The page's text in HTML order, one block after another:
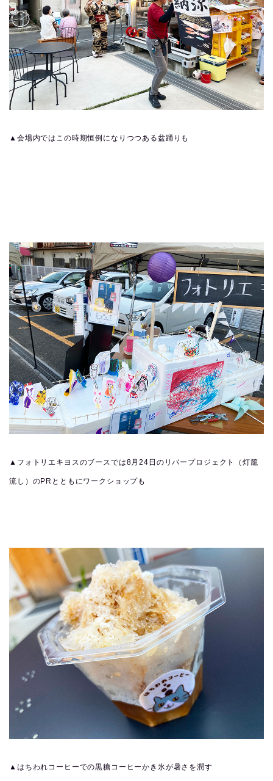
▲会場内ではこの時期恒例になりつつある盆踊りも
▲フォトリエキヨスのブースでは8月24日のリバープロジェクト（灯籠
流し）のPRとともにワークショップも
▲はちわれコーヒーでの黒糖コーヒーかき氷が暑さを潤す